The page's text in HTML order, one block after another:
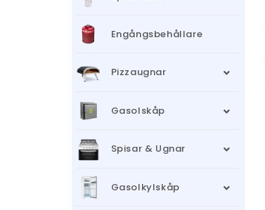
Engångsbehållare
Pizzaugnar
Gasolskåp
Spisar & Ugnar
Gasolkylskåp